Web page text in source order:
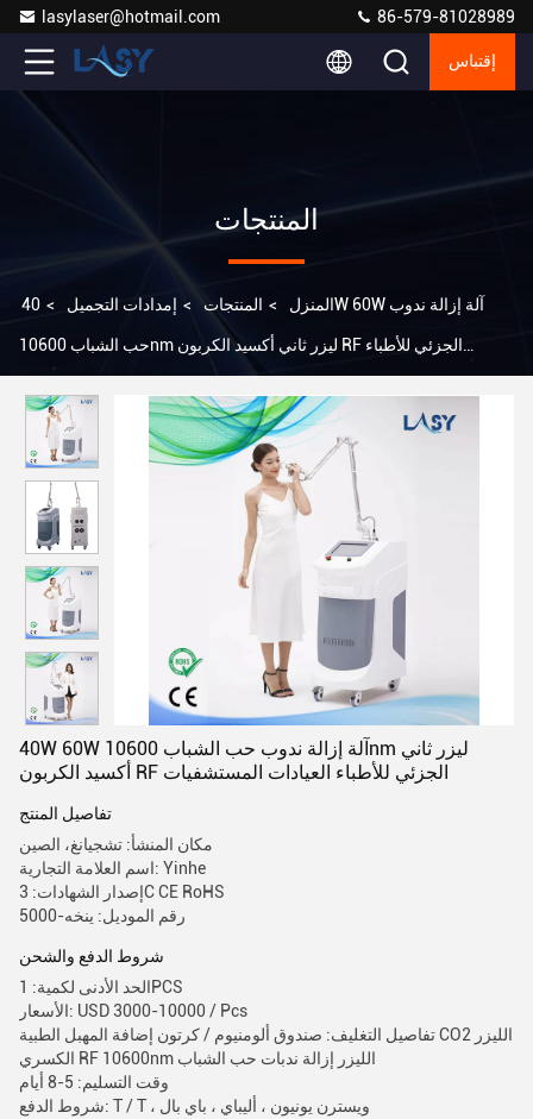
lasylaser@hotmail.com 86-579-81028989
إقتباس
المنتجات
المنزل > المنتجات > إمدادات التجميل > 40W 60W آلة إزالة ندوب
حب الشباب 10600nm ليزر ثاني أكسيد الكربون RF الجزئي للأطباء
40W 60W آلة إزالة ندوب حب الشباب 10600nm ليزر ثاني
أكسيد الكربون RF الجزئي للأطباء العيادات المستشفيات
تفاصيل المنتج
مكان المنشأ: تشجيانغ، الصين
اسم العلامة التجارية: Yinhe
إصدار الشهادات: 3C CE RoHS
رقم الموديل: ينخه-5000
شروط الدفع والشحن
الحد الأدنى لكمية: 1PCS
الأسعار: USD 3000-10000 / Pcs
تفاصيل التغليف: صندوق ألومنيوم / كرتون إضافة المهبل الطبية CO2 الليزر
الكسري RF 10600nm الليزر إزالة ندبات حب الشباب
وقت التسليم: 5-8 أيام
شروط الدفع: T / T ، ويسترن يونيون ، أليباي ، باي بال